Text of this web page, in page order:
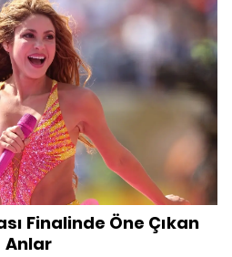
Finalinde Öne Çıkan
Anlar